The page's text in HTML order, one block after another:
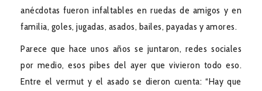
anécdotas fueron infaltables en ruedas de amigos y en
familia, goles, jugadas, asados, bailes, payadas y amores.
Parece que hace unos años se juntaron, redes sociales
por medio, esos pibes del ayer que vivieron todo eso.
Entre el vermut y el asado se dieron cuenta: “Hay que